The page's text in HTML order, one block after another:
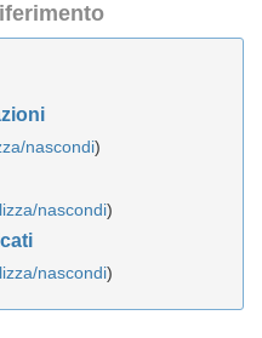
nascondi)
nascondi)
nascondi)